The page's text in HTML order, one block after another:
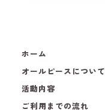
ホーム
オールピースについて
活動内容
ご利用までの流れ